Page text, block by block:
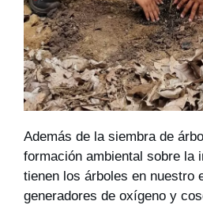
Además de la siembra de
formación ambiental sobre la
tienen los árboles en nuestro
generadores de oxígeno y